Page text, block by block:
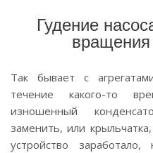
Гудение
вращения
Так бывает с
течение какого-то
изношенный
заменить, или
устройство